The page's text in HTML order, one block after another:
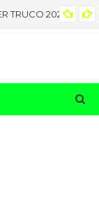
TRUCO 2025